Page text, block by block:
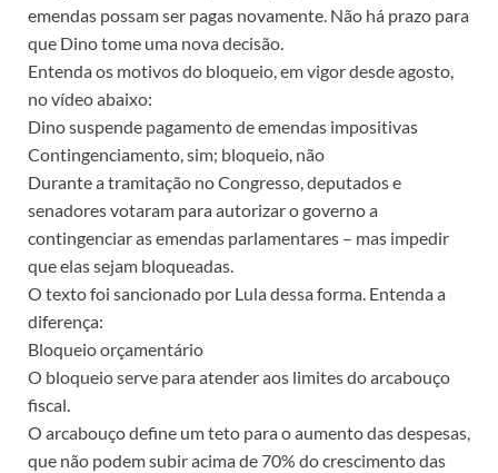
emendas possam ser pagas novamente. Não há prazo para
que Dino tome uma nova decisão.
Entenda os motivos do bloqueio, em vigor desde agosto,
no vídeo abaixo:
Dino suspende pagamento de emendas impositivas
Contingenciamento, sim; bloqueio, não
Durante a tramitação no Congresso, deputados e
senadores votaram para autorizar o governo a
contingenciar as emendas parlamentares – mas impedir
que elas sejam bloqueadas.
O texto foi sancionado por Lula dessa forma. Entenda a
diferença:
Bloqueio orçamentário
O bloqueio serve para atender aos limites do arcabouço
fiscal.
O arcabouço define um teto para o aumento das despesas,
que não podem subir acima de 70% do crescimento das